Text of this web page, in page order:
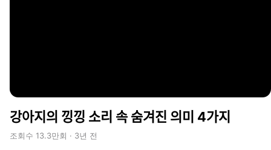
강아지의 낑낑 소리 속 숨겨진 의미 4가지
조회수 13.3만회 · 3년 전